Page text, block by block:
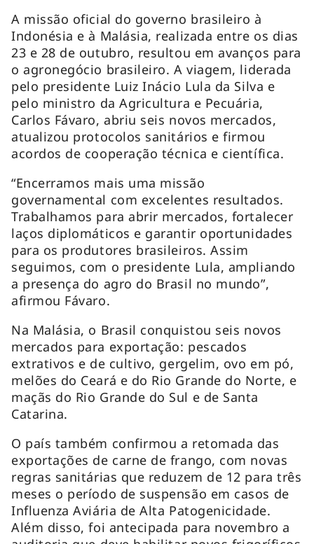
A missão oficial do governo brasileiro à
Indonésia e à Malásia, realizada entre os dias
23 e 28 de outubro, resultou em avanços para
o agronegócio brasileiro. A viagem, liderada
pelo presidente Luiz Inácio Lula da Silva e
pelo ministro da Agricultura e Pecuária,
Carlos Fávaro, abriu seis novos mercados,
atualizou protocolos sanitários e firmou
acordos de cooperação técnica e científica.
“Encerramos mais uma missão
governamental com excelentes resultados.
Trabalhamos para abrir mercados, fortalecer
laços diplomáticos e garantir oportunidades
para os produtores brasileiros. Assim
seguimos, com o presidente Lula, ampliando
a presença do agro do Brasil no mundo”,
afirmou Fávaro.
Na Malásia, o Brasil conquistou seis novos
mercados para exportação: pescados
extrativos e de cultivo, gergelim, ovo em pó,
melões do Ceará e do Rio Grande do Norte, e
maçãs do Rio Grande do Sul e de Santa
Catarina.
O país também confirmou a retomada das
exportações de carne de frango, com novas
regras sanitárias que reduzem de 12 para três
meses o período de suspensão em casos de
Influenza Aviária de Alta Patogenicidade.
Além disso, foi antecipada para novembro a